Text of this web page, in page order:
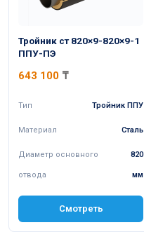
Тройник ст 820×9-820×9-1
ППУ-ПЭ
643 100 ₸
Тип Тройник ППУ
Материал Сталь
Диаметр основного
отвода
820
мм
Смотреть